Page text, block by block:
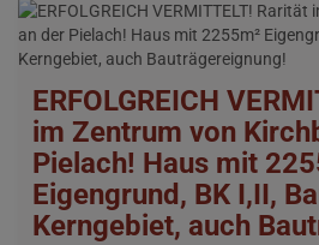
ERFOLGREICH
im Zentrum von
Pielach! Haus mit
Eigengrund, BK I,II,
Kerngebiet, auch